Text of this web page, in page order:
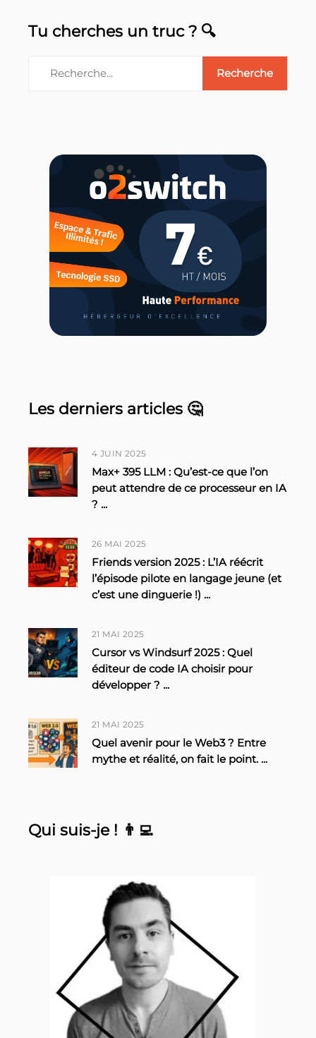
Tu cherches un truc ? 🔍
Les derniers articles 🤔
4 JUIN 2025
Max+ 395 LLM : Qu’est-ce que l’on
peut attendre de ce processeur en IA
? ...
26 MAI 2025
Friends version 2025 : L’IA réécrit
l’épisode pilote en langage jeune (et
c’est une dinguerie !) ...
21 MAI 2025
Cursor vs Windsurf 2025 : Quel
éditeur de code IA choisir pour
développer ? ...
21 MAI 2025
Quel avenir pour le Web3 ? Entre
mythe et réalité, on fait le point. ...
Qui suis-je ! 👨‍💻